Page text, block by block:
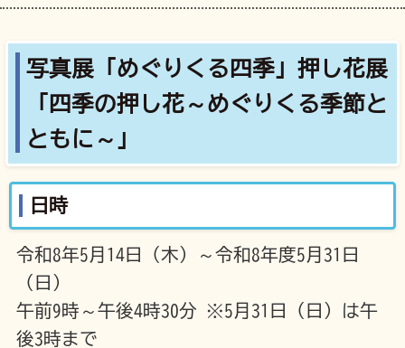
写真展「めぐりくる四季」押し花展
「四季の押し花～めぐりくる季節と
ともに～」
日時
令和8年5月14日（木）～令和8年度5月31日
（日）
午前9時～午後4時30分 ※5月31日（日）は午
後3時まで